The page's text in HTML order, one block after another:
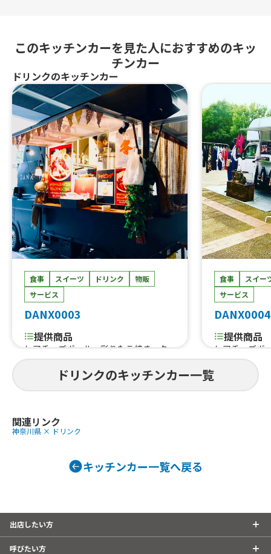
このキッチンカーを見た人におすすめのキッ
チンカー
ドリンクのキッチンカー
食事 スイーツ ドリンク
物販
サービス
DANX0003
提供商品
レアチーズボール、彩りたこ焼き、ク
ラフトジンジャーエール、燻製メニュ
ー各種、レモネード、スムージー、ガ
牛串、タコの柔らか煮込みごはん、タ
コライス、BBQポークライス、BBQチ
キンごはん、白身魚のレモンソテー
食事
スイー
サービス
DANX0004
提供商品
レアチーズボ
ラフトジンジ
ー各種、レ
パオ、カオ
ドリンクのキッチンカー一覧
関連リンク
神奈川県 × ドリンク
キッチンカー一覧へ戻る
出店したい方
呼びたい方